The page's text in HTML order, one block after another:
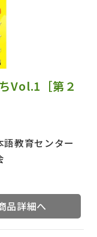
Vol.1［第２
教育センター
品詳細へ